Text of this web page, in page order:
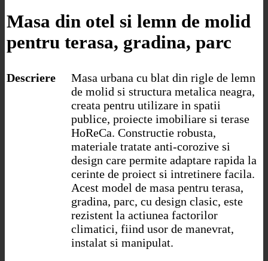
Masa din otel si lemn de molid
pentru terasa, gradina, parc
Descriere
Masa urbana cu blat din rigle de lemn
de molid si structura metalica neagra,
creata pentru utilizare in spatii
publice, proiecte imobiliare si terase
HoReCa. Constructie robusta,
materiale tratate anti-corozive si
design care permite adaptare rapida la
cerinte de proiect si intretinere facila.
Acest model de masa pentru terasa,
gradina, parc, cu design clasic, este
rezistent la actiunea factorilor
climatici, fiind usor de manevrat,
instalat si manipulat.